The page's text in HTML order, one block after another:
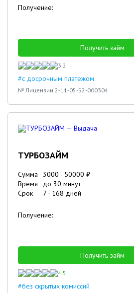
Получение:
Получить займ
3.2
#с досрочным платежом
№ Лицензии 2-11-05-52-000304
ТУРБОЗАЙМ
Сумма 3000 - 50000 ₽
Время
до 30 минут
Срок
7 - 168 дней
Получение:
Получить займ
4.5
#без скрытых комиссий